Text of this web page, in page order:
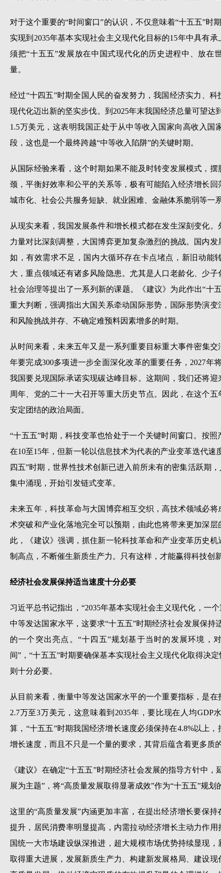
对于这个重要的“时间窗口”的认识，不仅意味着“十五五”时
实现到2035年基本实现社会主义现代化目标的15年中具有
须把“十五五”发展放在中国式现代化的历史进程中、放在
量。
经过“十四五”时期全国人民的奋发努力，我国经济实力、
现代化迈出新的坚实步伐。到2025年末我国经济总量可望达
1.5万美元，这表明我国正处于从中等收入国家向高收入
段，这也是一个最终跨越“中等收入陷阱”的关键时期。
从国际经验来看，这个时期如果不能及时转变发展模式，
颈，平衡好效率和公平的关系等，极有可能陷入经济增长
城市化、社会公共服务短缺、就业困难、金融体系脆弱等一
从现实来看，我国发展条件和增长模式都在发生深刻变化
力量对比深刻调整，大国博弈更加复杂激烈的挑战。国内
如，有效需求不足，国内大循环存在卡点堵点，新旧动能
大，重点领域还有诸多风险隐患。尤其是人口老龄化、少
社会治理等提出了一系列新的课题。《建议》为此作出“十
重大判断，强调指出大国关系牵动国际形势，国际形势演
和风险挑战并存、不确定难预料因素增多的时期。
从时间来看，未来五年又是一系列重要目标重大事件密集
年要完成300多项进一步全面深化改革的重要任务，2027年
我国要兑现国际承诺实现碳达峰目标。这期间，我们还将
周年、党的二十一大召开等重大历史节点。因此，在这个
安定团结的政治局面。
“十五五”时期，科技变革也恰处于一个关键时间窗口。按
在10至15年，但新一轮以信息技术为代表的产业变革迭代
四五”时期，世界性技术创新已进入前所未有的密集活跃期
集中涌现，开始引发链式变革。
未来五年，科技革命与大国博弈相互交织，高技术领域必
术突破和产业化落地完全可以预期，由此也将带来更加深
此，《建议》强调，抓住新一轮科技革命和产业变革历史
制高点，不断催生新质生产力。只有这样，才能赢得科技创
经济社会发展保持适当速度十分必要
习近平总书记指出，“2035年基本实现社会主义现代化，一
中等发达国家水平，这要求“十五五”时期经济社会发展保持
的一个突出亮点。“十四五”规划基于当时的发展环境，
间”，“十五五”时期要确保基本实现社会主义现代化取得决
则十分必要。
从目前来看，衡量中等发达国家水平的一个重要指标，是
2.7万至3万美元，这意味着到2035年，要比现在人均GDP
算，“十五五”时期我国经济增长速度必须保持在4.8%以上
增长速度，而且不只是一个量的要求，其背后蕴含着更多质
《建议》在确定“十五五”时期经济社会发展的指导方针中
展为主题”，将“高质量发展取得显著成效”作为“十五五”规划
这里的“高质量发展”内涵更加丰富，在提出经济增长要保
提升，居民消费率明显提高，内需拉动经济增长主动力作
国统一大市场建设纵深推进，超大规模市场优势持续显现
取得重大进展，发展新质生产力、构建新发展格局、建设